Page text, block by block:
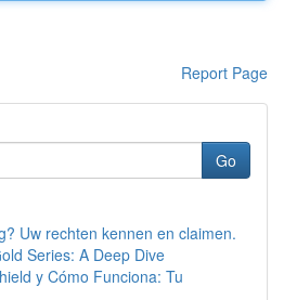
Report Page
Go
Uw rechten kennen en claimen.
Series: A Deep Dive
y Cómo Funciona: Tu